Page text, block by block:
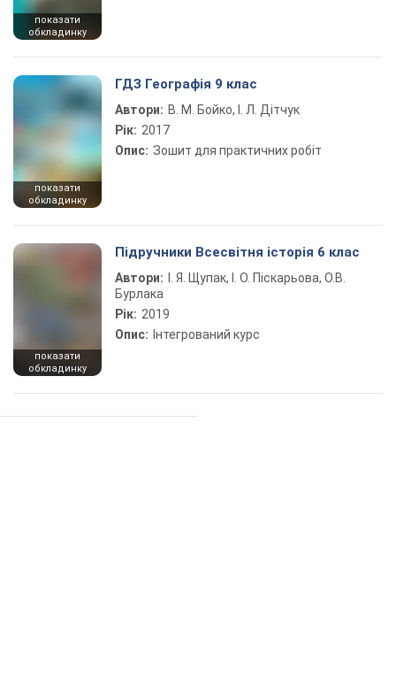
показати
обкладинку
показати
обкладинку
ГДЗ Географія 9 клас
Автори: В. М. Бойко, І. Л. Дітчук
Рік: 2017
Опис: Зошит для практичних робіт
показати
обкладинку
Підручники Всесвітня історія 6 клас
Автори:
І. Я. Щупак, І. О. Піскарьова, О.В.
Бурлака
Рік: 2019
Опис: Інтегрований курс